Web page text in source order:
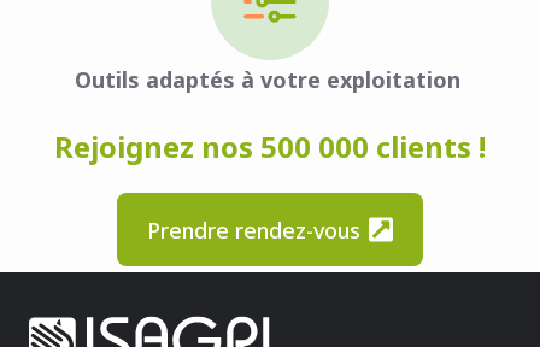
Outils adaptés à votre exploitation
Rejoignez nos 500 000 clients !
Prendre rendez-vous